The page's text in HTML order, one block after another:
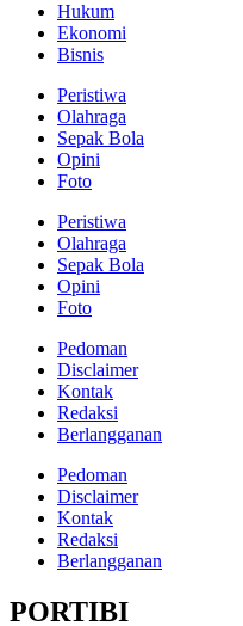
Hukum
Ekonomi
Bisnis
Peristiwa
Olahraga
Sepak Bola
Opini
Foto
Peristiwa
Olahraga
Sepak Bola
Opini
Foto
Pedoman
Disclaimer
Kontak
Redaksi
Berlangganan
Pedoman
Disclaimer
Kontak
Redaksi
Berlangganan
PORTIBI